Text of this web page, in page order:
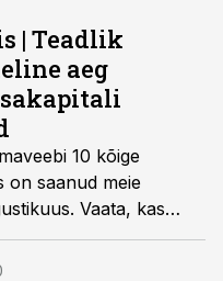
| Teadlik
aeg
10 kõige
on saanud meie
Vaata, kas
mis sul veel